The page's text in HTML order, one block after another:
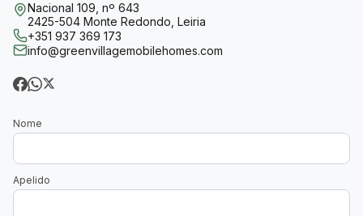
Nacional 109, nº 643
2425-504 Monte Redondo, Leiria
+351 937 369 173
info@greenvillagemobilehomes.com
Nome
Apelido